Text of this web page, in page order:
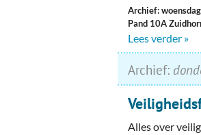
Archief:
Pand 10A
Lees verder »
Archief:
Alles over